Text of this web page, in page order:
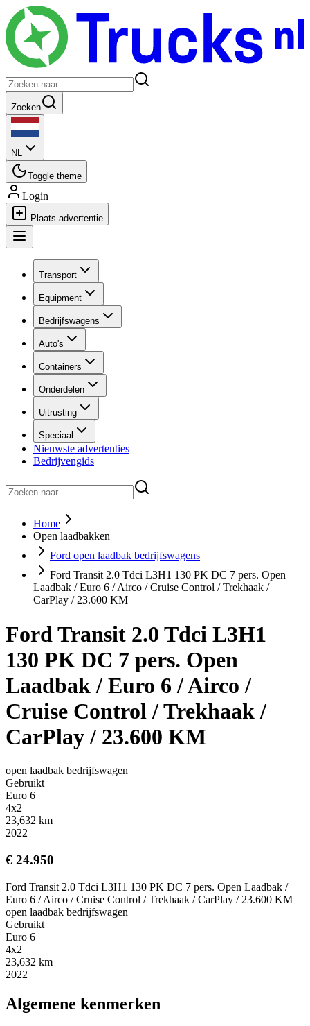
Zoeken
NL
Toggle theme
Login
Plaats advertentie
Transport
Equipment
Bedrijfswagens
Auto's
Containers
Onderdelen
Uitrusting
Speciaal
Nieuwste advertenties
Bedrijvengids
Home
Open laadbakken
Ford open laadbak bedrijfswagens
Ford Transit 2.0 Tdci L3H1 130 PK DC 7 pers. Open
Laadbak / Euro 6 / Airco / Cruise Control / Trekhaak /
CarPlay / 23.600 KM
Ford Transit 2.0 Tdci L3H1
130 PK DC 7 pers. Open
Laadbak / Euro 6 / Airco /
Cruise Control / Trekhaak /
CarPlay / 23.600 KM
open laadbak bedrijfswagen
Gebruikt
Euro 6
4x2
23,632 km
2022
€ 24.950
Ford Transit 2.0 Tdci L3H1 130 PK DC 7 pers. Open Laadbak /
Euro 6 / Airco / Cruise Control / Trekhaak / CarPlay / 23.600 KM
open laadbak bedrijfswagen
Gebruikt
Euro 6
4x2
23,632 km
2022
Algemene kenmerken